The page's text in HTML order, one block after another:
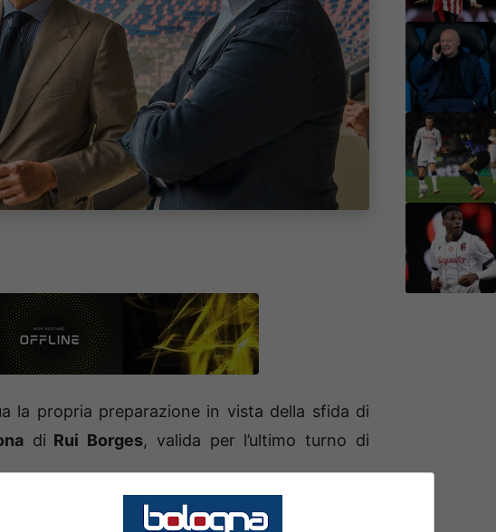
la propria preparazione in vista della sfida di
di Rui Borges, valida per l’ultimo turno di
fermento: sono infatti diversi i nomi in ballo e